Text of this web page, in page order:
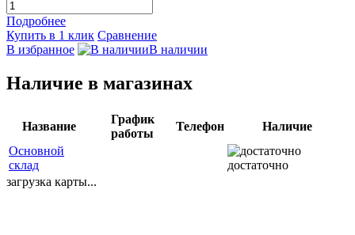
Подробнее
Купить в 1 клик Сравнение
В избранное
В наличии
Наличие в магазинах
Название
График
работы
Телефон
Наличие
Основной
склад
достаточно
загрузка карты...